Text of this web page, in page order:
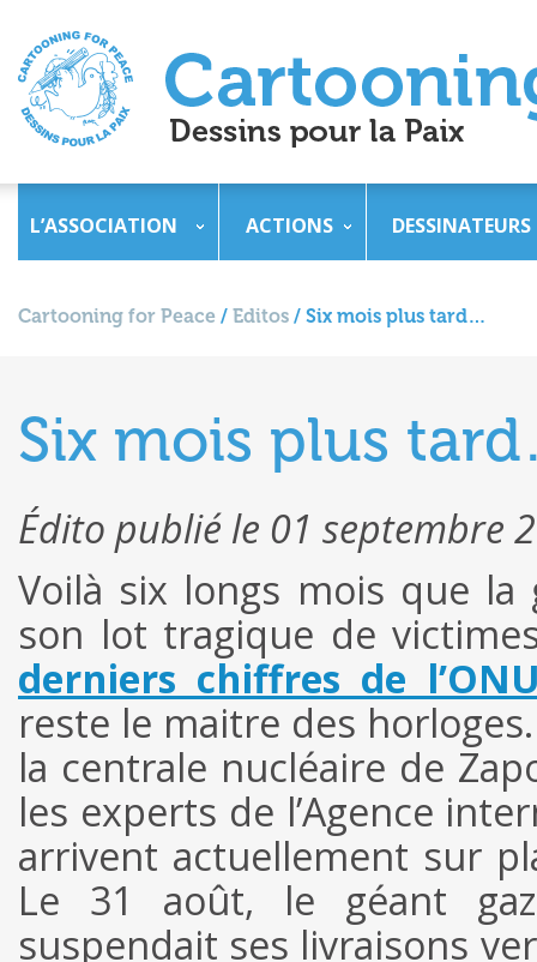
L’ASSOCIATION ACTIONS DESSINATEURS
Cartooning for Peace / Editos / Six mois plus tard…
Six mois plus
Édito publié le 01 septembre
Voilà six longs mois que la
son lot tragique de
derniers chiffres de
reste le maitre des
la centrale nucléaire de
les experts de l’Agence
arrivent actuellement sur
Le 31 août, le géant
suspendait ses livraisons